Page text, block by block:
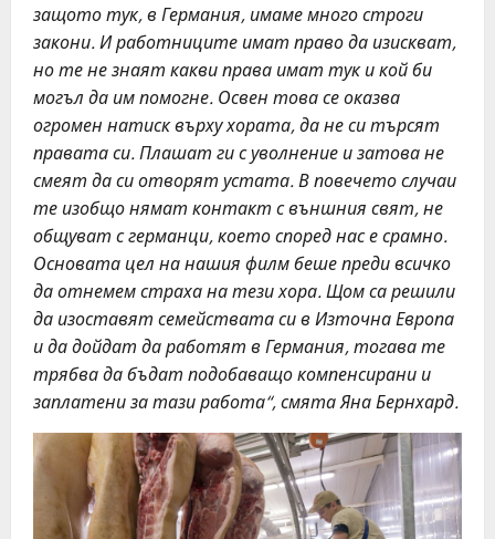
защото тук, в Германия, имаме много строги
закони. И работниците имат право да изискват,
но те не знаят какви права имат тук и кой би
могъл да им помогне. Освен това се оказва
огромен натиск върху хората, да не си търсят
правата си. Плашат ги с уволнение и затова не
смеят да си отворят устата. В повечето случаи
те изобщо нямат контакт с външния свят, не
общуват с германци, което според нас е срамно.
Основата цел на нашия филм беше преди всичко
да отнемем страха на тези хора. Щом са решили
да изоставят семействата си в Източна Европа
и да дойдат да работят в Германия, тогава те
трябва да бъдат подобаващо компенсирани и
заплатени за тази работа“, смята Яна Бернхард.